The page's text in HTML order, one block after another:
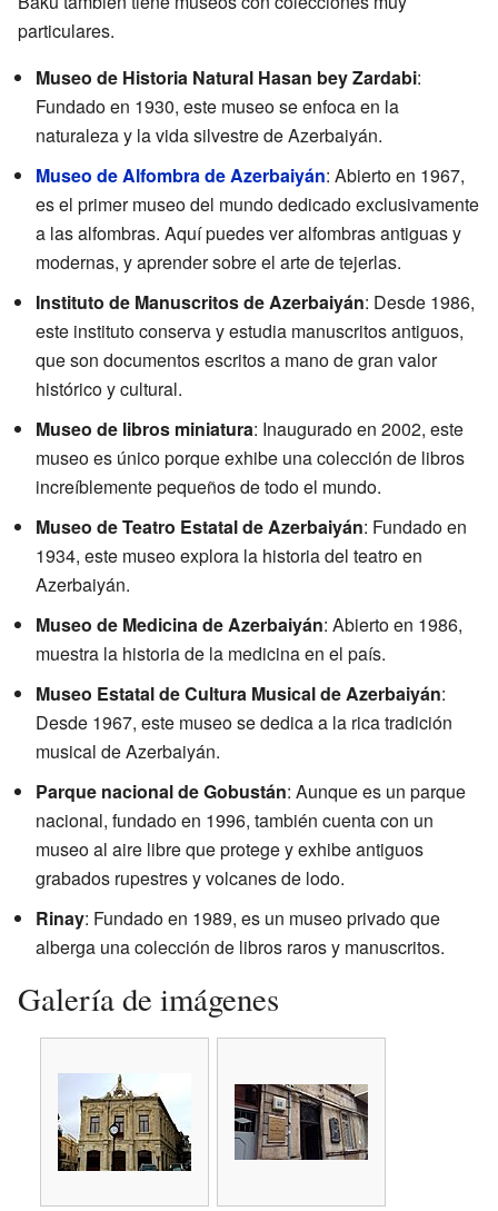
particulares.
Museo de Historia Natural Hasan bey Zardabi:
Fundado en 1930, este museo se enfoca en la
naturaleza y la vida silvestre de Azerbaiyán.
Museo de Alfombra de Azerbaiyán: Abierto en 1967,
es el primer museo del mundo dedicado exclusivamente
a las alfombras. Aquí puedes ver alfombras antiguas y
modernas, y aprender sobre el arte de tejerlas.
Instituto de Manuscritos de Azerbaiyán: Desde 1986,
este instituto conserva y estudia manuscritos antiguos,
que son documentos escritos a mano de gran valor
histórico y cultural.
Museo de libros miniatura: Inaugurado en 2002, este
museo es único porque exhibe una colección de libros
increíblemente pequeños de todo el mundo.
Museo de Teatro Estatal de Azerbaiyán: Fundado en
1934, este museo explora la historia del teatro en
Azerbaiyán.
Museo de Medicina de Azerbaiyán: Abierto en 1986,
muestra la historia de la medicina en el país.
Museo Estatal de Cultura Musical de Azerbaiyán:
Desde 1967, este museo se dedica a la rica tradición
musical de Azerbaiyán.
Parque nacional de Gobustán: Aunque es un parque
nacional, fundado en 1996, también cuenta con un
museo al aire libre que protege y exhibe antiguos
grabados rupestres y volcanes de lodo.
Rinay: Fundado en 1989, es un museo privado que
alberga una colección de libros raros y manuscritos.
Galería de imágenes